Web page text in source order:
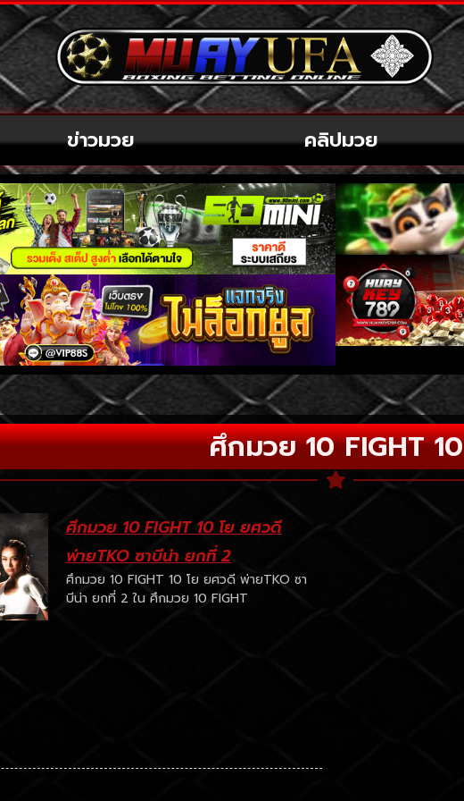
ข่าวมวย คลิปมวย
ศึกมวย 10 FIGHT 10
ศึกมวย 10 FIGHT 10 โย ยศวดี
พ่ายTKO ซาบีน่า ยกที่ 2
ศึกมวย 10 FIGHT 10 โย ยศวดี พ่ายTKO ซา
บีน่า ยกที่ 2 ใน ศึกมวย 10 FIGHT